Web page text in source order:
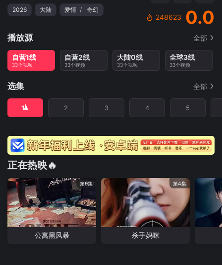
2026 大陆 爱情 / 奇幻
248623 0.0
播放源 全部
自营1线
33个视频
自营2线
33个视频
大陆0线
33个视频
全球3线
33个视频
选集 全部
1 2 3 4 5
正在热映🔥
第9集
公寓黑风暴
第4集
杀手妈咪